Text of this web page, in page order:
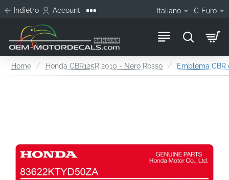
Indietro Account Italiano € Euro
HomehomeHonda CBR125R 2010 - Nero Rosso Emblema